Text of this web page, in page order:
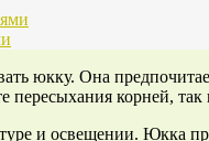
юкку. Она
пересыхания корней,
и освещении. Юкка